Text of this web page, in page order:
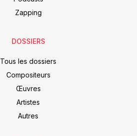
Zapping
DOSSIERS
Tous les dossiers
Compositeurs
Œuvres
Artistes
Autres